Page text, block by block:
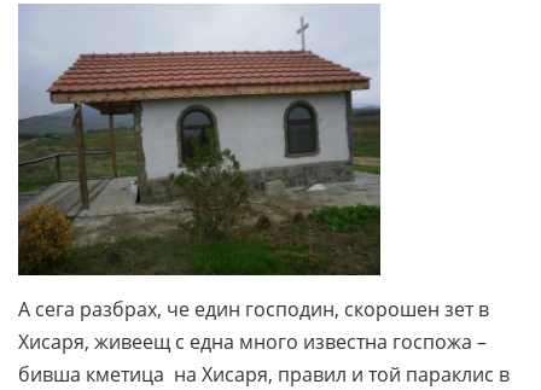
А сега разбрах, че един господин, скорошен зет в
Хисаря, живеещ с една много известна госпожа –
бивша кметица на Хисаря, правил и той параклис в